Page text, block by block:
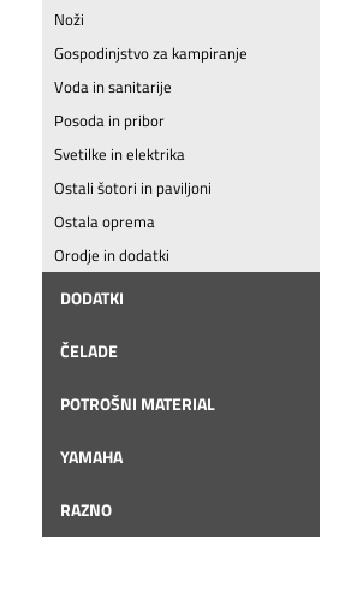
Noži
Gospodinjstvo za kampiranje
Voda in sanitarije
Posoda in pribor
Svetilke in elektrika
Ostali šotori in paviljoni
Ostala oprema
Orodje in dodatki
DODATKI
ČELADE
POTROŠNI MATERIAL
YAMAHA
RAZNO